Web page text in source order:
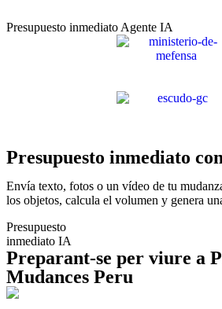
Presupuesto inmediato Agente IA
Presupuesto inmediato
Envía texto, fotos o un vídeo de tu
los objetos, calcula el volumen y genera
Presupuesto
inmediato IA
Preparant-se per viure a
Mudances Peru